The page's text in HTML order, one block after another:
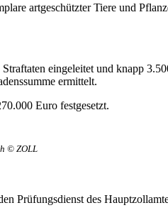
artgeschützter Tiere und
eingeleitet und knapp
ermittelt.
Euro festgesetzt.
© ZOLL
Prüfungsdienst des